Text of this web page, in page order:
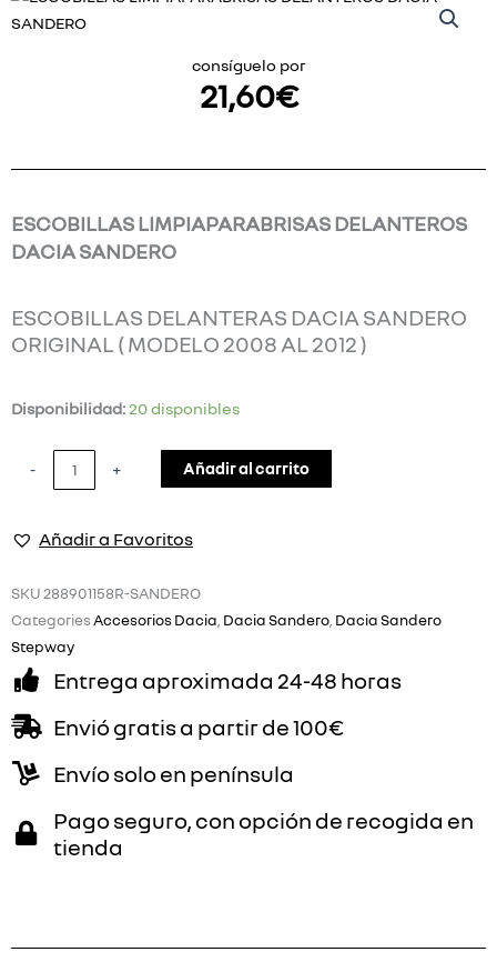
consíguelo por
21,60€
ESCOBILLAS LIMPIAPARABRISAS DELANTEROS
DACIA SANDERO
ESCOBILLAS DELANTERAS DACIA SANDERO
ORIGINAL ( MODELO 2008 AL 2012 )
Disponibilidad:20 disponibles
-
ESCOBILLAS
DACIA
cantidad
+ Añadir al carrito
Añadir a Favoritos
SKU288901158R-SANDERO
CategoriesAccesorios Dacia Dacia Sandero Dacia Sandero
Stepway
Entrega aproximada 24-48 horas
Envió gratis a partir de 100€
Envío solo en península
Pago seguro, con opción de recogida en
tienda